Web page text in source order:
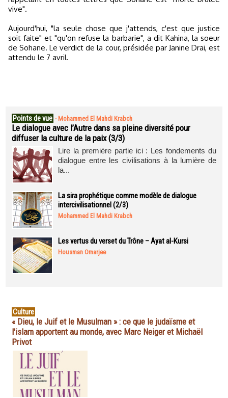
vive".
Aujourd'hui, "la seule chose que j'attends, c'est que justice
soit faite" et "qu'on refuse la barbarie", a dit Kahina, la soeur
de Sohane. Le verdict de la cour, présidée par Janine Drai, est
attendu le 7 avril.
Points de vue - Mohammed El Mahdi Krabch
Le dialogue avec l’Autre dans sa pleine diversité pour
diffuser la culture de la paix (3/3)
Lire la première partie ici : Les fondements du
dialogue entre les civilisations à la lumière de
la...
La sira prophétique comme modèle de dialogue
intercivilisationnel (2/3)
Mohammed El Mahdi Krabch
Les vertus du verset du Trône – Ayat al-Kursi
Housman Omarjee
Culture
« Dieu, le Juif et le Musulman » : ce que le judaïsme et
l'islam apportent au monde, avec Marc Neiger et Michaël
Privot